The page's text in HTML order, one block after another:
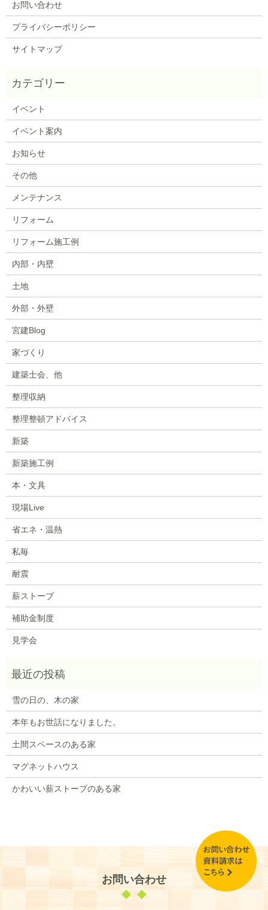
お問い合わせ
プライバシーポリシー
サイトマップ
イベント
イベント案内
お知らせ
その他
メンテナンス
リフォーム
リフォーム施工例
内部・内壁
土地
外部・外壁
宮建Blog
家づくり
建築士会、他
整理収納
整理整頓アドバイス
新築
新築施工例
本・文具
現場Live
省エネ・温熱
私毎
耐震
薪ストーブ
補助金制度
見学会
雪の日の、木の家
本年もお世話になりました。
土間スペースのある家
マグネットハウス
かわいい薪ストーブのある家
お問い合わせ